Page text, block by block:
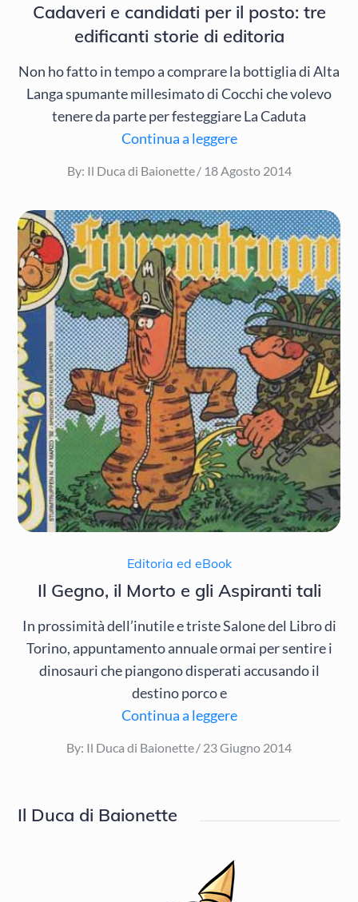
Cadaveri e candidati per il posto: tre
edificanti storie di editoria
Non ho fatto in tempo a comprare la bottiglia di Alta
Langa spumante millesimato di Cocchi che volevo
tenere da parte per festeggiare La Caduta
Continua a leggere
By: Il Duca di Baionette
Posted
18 Agosto 2014
Editoria ed eBook
Il Gegno, il Morto e gli Aspiranti tali
In prossimità dell’inutile e triste Salone del Libro di
Torino, appuntamento annuale ormai per sentire i
dinosauri che piangono disperati accusando il
destino porco e
Continua a leggere
By: Il Duca di Baionette
Posted
23 Giugno 2014
Il Duca di Baionette